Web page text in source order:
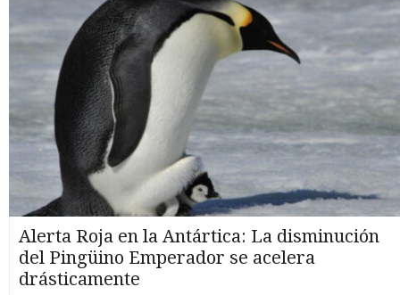
Alerta Roja en la Antártica: La disminución
del Pingüino Emperador se acelera
drásticamente